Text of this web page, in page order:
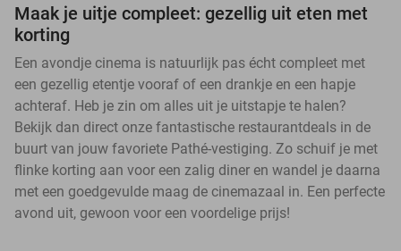
Maak je uitje compleet: gezellig uit eten met
korting
Een avondje cinema is natuurlijk pas écht compleet met
een gezellig etentje vooraf of een drankje en een hapje
achteraf. Heb je zin om alles uit je uitstapje te halen?
Bekijk dan direct onze fantastische restaurantdeals in de
buurt van jouw favoriete Pathé-vestiging. Zo schuif je met
flinke korting aan voor een zalig diner en wandel je daarna
met een goedgevulde maag de cinemazaal in. Een perfecte
avond uit, gewoon voor een voordelige prijs!